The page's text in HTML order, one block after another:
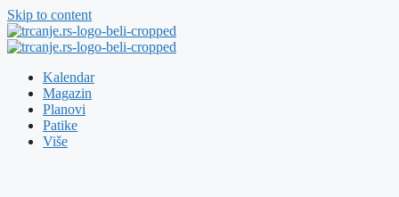
Skip to content
Kalendar
Magazin
Planovi
Patike
Više